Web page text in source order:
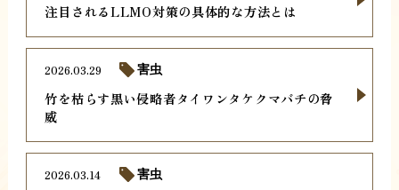
注目されるLLMO対策の具体的な方法とは
竹を枯らす黒い侵略者タイワンタケクマバチの脅
威
2026.03.29 害虫
2026.03.14 害虫